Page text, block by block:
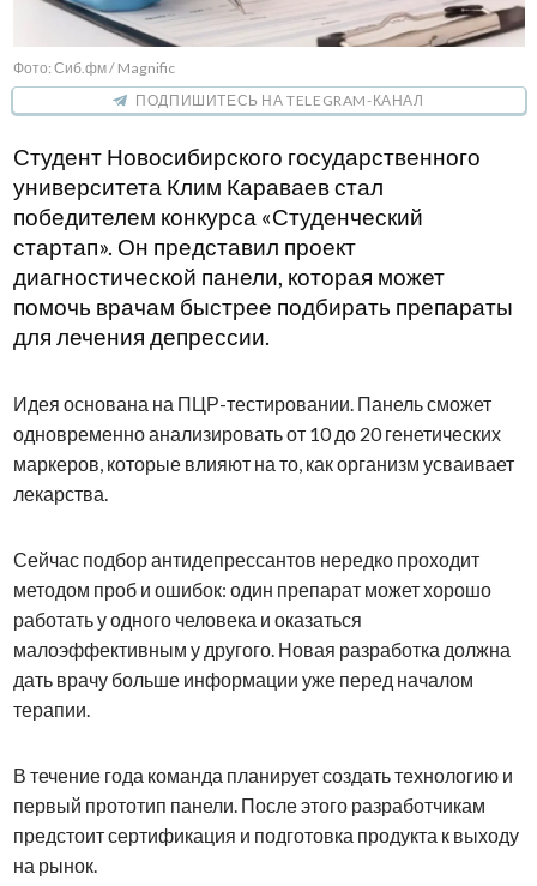
Фото: Сиб.фм / Magnific
ПОДПИШИТЕСЬ НА TELEGRAM-КАНАЛ
Студент Новосибирского государственного
университета Клим Караваев стал
победителем конкурса «Студенческий
стартап». Он представил проект
диагностической панели, которая может
помочь врачам быстрее подбирать препараты
для лечения депрессии.
Идея основана на ПЦР-тестировании. Панель сможет
одновременно анализировать от 10 до 20 генетических
маркеров, которые влияют на то, как организм усваивает
лекарства.
Сейчас подбор антидепрессантов нередко проходит
методом проб и ошибок: один препарат может хорошо
работать у одного человека и оказаться
малоэффективным у другого. Новая разработка должна
дать врачу больше информации уже перед началом
терапии.
В течение года команда планирует создать технологию и
первый прототип панели. После этого разработчикам
предстоит сертификация и подготовка продукта к выходу
на рынок.